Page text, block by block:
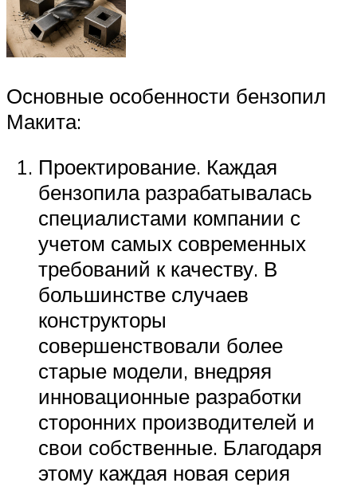
Основные особенности бензопил
Макита:
Проектирование. Каждая
бензопила разрабатывалась
специалистами компании с
учетом самых современных
требований к качеству. В
большинстве случаев
конструкторы
совершенствовали более
старые модели, внедряя
инновационные разработки
сторонних производителей и
свои собственные. Благодаря
этому каждая новая серия